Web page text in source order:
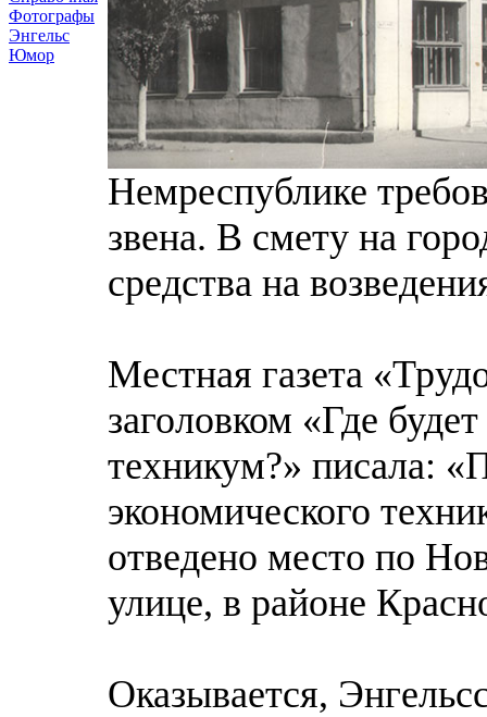
Фотографы
Энгельс
Юмор
Немреспублике
звена. В смету на
средства на
Местная газета
заголовком «Где
техникум?» писала:
экономического
отведено место по
улице, в районе
Оказывается,